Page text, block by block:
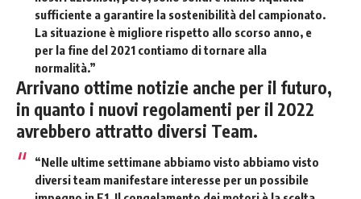
sufficiente a garantire la sostenibilità del campionato.
La situazione è migliore rispetto allo scorso anno, e
per la fine del 2021 contiamo di tornare alla
normalità.”
Arrivano ottime notizie anche per il futuro,
in quanto i nuovi regolamenti per il 2022
avrebbero attratto diversi Team.
“Nelle ultime settimane abbiamo visto abbiamo visto
diversi team manifestare interesse per un possibile